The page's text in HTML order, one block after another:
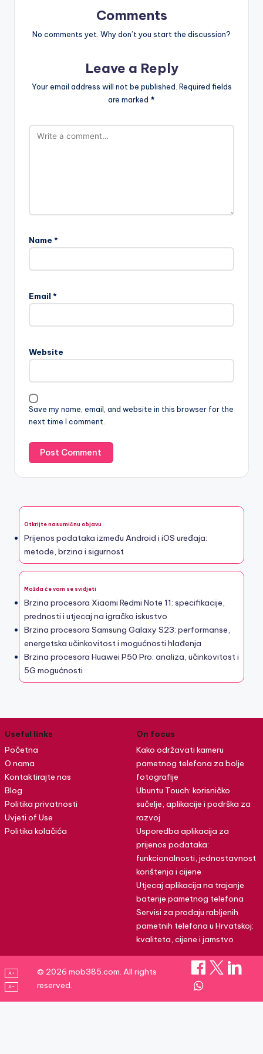
Comments
No comments yet. Why don’t you start the discussion?
Leave a Reply
Your email address will not be published. Required fields
are marked *
Name *
Email *
Website
Save my name, email, and website in this browser for the
next time I comment.
Otkrijte nasumičnu objavu
Prijenos podataka između Android i iOS uređaja:
metode, brzina i sigurnost
Možda će vam se svidjeti
Brzina procesora Xiaomi Redmi Note 11: specifikacije,
prednosti i utjecaj na igračko iskustvo
Brzina procesora Samsung Galaxy S23: performanse,
energetska učinkovitost i mogućnosti hlađenja
Brzina procesora Huawei P50 Pro: analiza, učinkovitost i
5G mogućnosti
Useful links
Početna
O nama
Kontaktirajte nas
Blog
Politika privatnosti
Uvjeti of Use
Politika kolačića
On focus
Kako održavati kameru
pametnog telefona za bolje
fotografije
Ubuntu Touch: korisničko
sučelje, aplikacije i podrška za
razvoj
Usporedba aplikacija za
prijenos podataka:
funkcionalnosti, jednostavnost
korištenja i cijene
Utjecaj aplikacija na trajanje
baterije pametnog telefona
Servisi za prodaju rabljenih
pametnih telefona u Hrvatskoj:
kvaliteta, cijene i jamstvo
A+
A–
© 2026 mob385.com. All rights
reserved.